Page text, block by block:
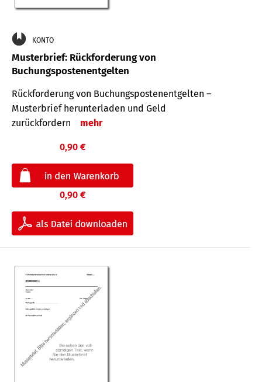
KONTO
Musterbrief: Rückforderung von
Buchungspostenentgelten
Rückforderung von Buchungspostenentgelten –
Musterbrief herunterladen und Geld
zurückfordern
mehr
0,90 €
0,90 €